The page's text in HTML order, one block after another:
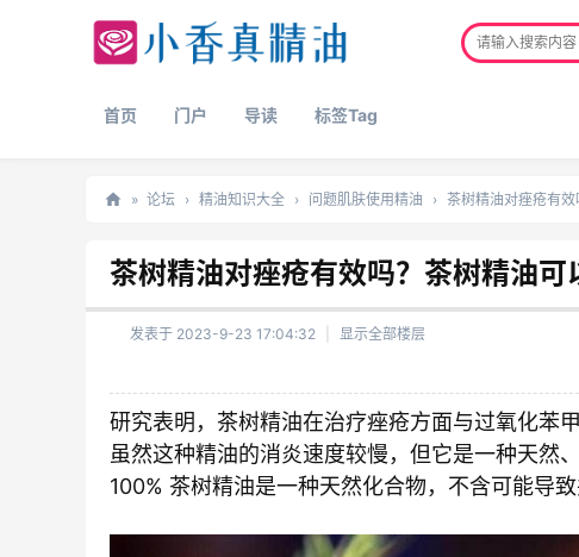
首页 门户 导读 标签Tag
品
» 论坛 › 精油知识大全 › 问题肌肤使用精油 › 茶树精油对痤疮有
茶树精油对痤疮有效吗？茶树精油可
发表于 2023-9-23 17:04:32 显示全部楼层
研究表明，茶树精油在治疗痤疮方面与过氧化苯
虽然这种精油的消炎速度较慢，但它是一种天然
100% 茶树精油是一种天然化合物，不含可能导